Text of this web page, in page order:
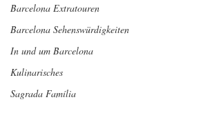
Barcelona Extratouren
Barcelona Sehenswürdigkeiten
In und um Barcelona
Kulinarisches
Sagrada Família